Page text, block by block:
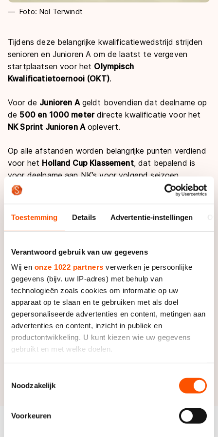
Toestemming Details Advertentie-instellingen
Verantwoord gebruik van uw gegevens
Wij en onze 1022 partners verwerken je persoonlijke
gegevens (bijv. uw IP-adres) met behulp van
technologieën zoals cookies om informatie op uw
apparaat op te slaan en te gebruiken met als doel
gepersonaliseerde advertenties en content, metingen aan
advertenties en content, inzicht in publiek en
productontwikkeling. U kunt kiezen wie uw gegevens
gebruikt en met welke doelen.
Informatie verzamelen over uw geografische locatie,
Uw apparaat identificeren door het actief te scannen
op specifieke eigenschappen (fingerprinting)
Noodzakelijk
Voorkeuren
Foto: Nol Terwindt
Tijdens deze belangrijke kwalificatiewedstrijd strijden
senioren en Junioren A om de laatst te vergeven
startplaatsen voor het Olympisch
Kwalificatietoernooi (OKT).
Voor de Junioren Ageldt bovendien dat deelname op
de 500 en 1000 meterdirecte kwalificatie voor het
NK Sprint Junioren A oplevert.
Op alle afstanden worden belangrijke punten verdiend
voor het Holland Cup Klassement, dat bepalend is
voor deelname aan NK’s voor volgend seizoen.
IJsbaan Twente vormt opnieuw het decor voor snelle
op weg naar de nationale titeltoernooien.
Informatie
Deelnemerslijst
Deelnemerslijst Vrouwen
Deelnemerslijst Mannen
Programma
Zaterdag 13 december
18:00 – Meeting voor coaches: kennismaking
scheidsrechters en bespreken van de laatste
(binnenterrein tunnel)
Uitslagen
uitslagenpagina.